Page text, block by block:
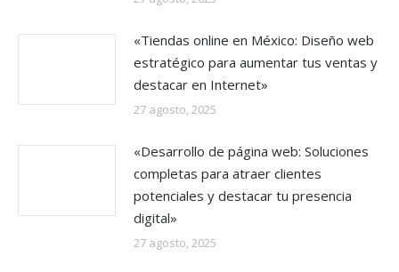
«Tiendas online en México: Diseño web
estratégico para aumentar tus ventas y
destacar en Internet»
27 agosto, 2025
«Desarrollo de página web: Soluciones
completas para atraer clientes
potenciales y destacar tu presencia
digital»
27 agosto, 2025